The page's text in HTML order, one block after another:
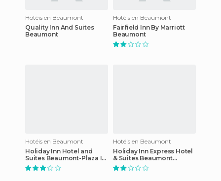
Hotéis en Beaumont
Quality Inn And Suites
Beaumont
Hotéis en Beaumont
Fairfield Inn By Marriott
Beaumont
Hotéis en Beaumont
Holiday Inn Hotel and
Suites Beaumont-Plaza I-
10 & Walden
Hotéis en Beaumont
Holiday Inn Express Hotel
& Suites Beaumont
Northwest